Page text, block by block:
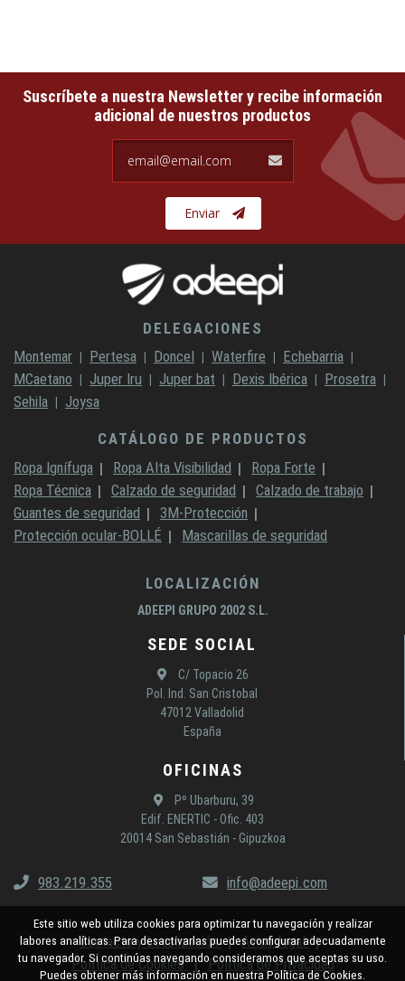
Suscríbete a nuestra Newsletter y recibe información
adicional de nuestros productos
Enviar
DELEGACIONES
Montemar
Pertesa Doncel Waterfire
Echebarria
MCaetano
Juper Iru Juper bat Dexis Ibérica
Prosetra
Sehila
Joysa
CATÁLOGO DE PRODUCTOS
Ropa Ignífuga
Ropa Alta Visibilidad
Ropa Forte
Ropa Técnica
Calzado de seguridad
Calzado de trabajo
Guantes de seguridad
3M-Protección
Protección ocular-BOLLÉ
Mascarillas de seguridad
LOCALIZACIÓN
ADEEPI GRUPO 2002 S.L.
SEDE SOCIAL
C/ Topacio 26
Pol. Ind. San Cristobal
47012 Valladolid
España
OFICINAS
Pº Ubarburu, 39
Edif. ENERTIC - Ofic. 403
20014 San Sebastián - Gipuzkoa
983.219.355 info@adeepi.com
Contacto y Localización
Aviso legal
Política de Cookies
Política de Privacidad
Este sitio web utiliza cookies para optimizar tu navegación y realizar
labores analíticas. Para desactivarlas puedes configurar adecuadamente
tu navegador. Si continúas navegando consideramos que aceptas su uso.
Puedes obtener más información en nuestra Política de Cookies.